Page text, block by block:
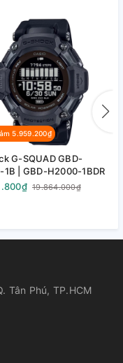
5.959.200₫
G-SQUAD GBD-
1B | GBD-H2000-1BDR
19.864.000₫
Tân Phú, TP.HCM